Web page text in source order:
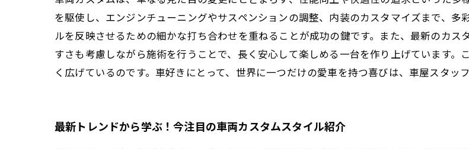
を駆使し、エンジンチューニングやサスペンションの調整、内装のカスタマイズまで、
ルを反映させるための細かな打ち合わせを重ねることが成功の鍵です。また、最新のカ
すさも考慮しながら施術を行うことで、長く安心して楽しめる一台を作り上げています
く広げているのです。車好きにとって、世界に一つだけの愛車を持つ喜びは、車屋スタッ
最新トレンドから学ぶ！今注目の車両カスタムスタイル紹介